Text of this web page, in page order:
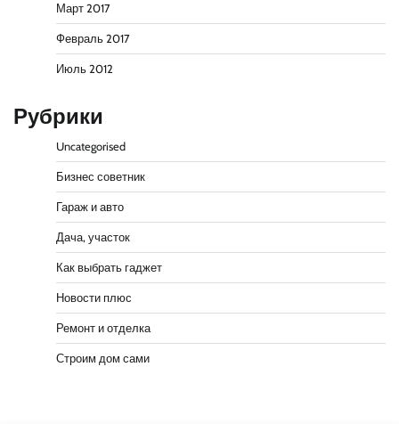
Март 2017
Февраль 2017
Июль 2012
Рубрики
Uncategorised
Бизнес советник
Гараж и авто
Дача, участок
Как выбрать гаджет
Новости плюс
Ремонт и отделка
Строим дом сами